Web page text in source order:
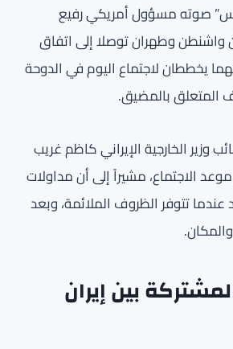
صوته مسؤول أمريكي رفيع
واشنطن وطهران توصلا إلى اتفاق
يخططان لاجتماع اليوم في الدوحة
المتعلق بالمضيق.
وزير الخارجية الإيراني كاظم غريب
الاجتماع، مشيراً إلى أن مداولات
عندما تتوفر الظروف الملائمة، وبعد
بين إيران